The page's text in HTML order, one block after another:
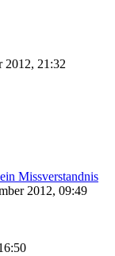
2012, 21:32
Missverstandnis
2012, 09:49